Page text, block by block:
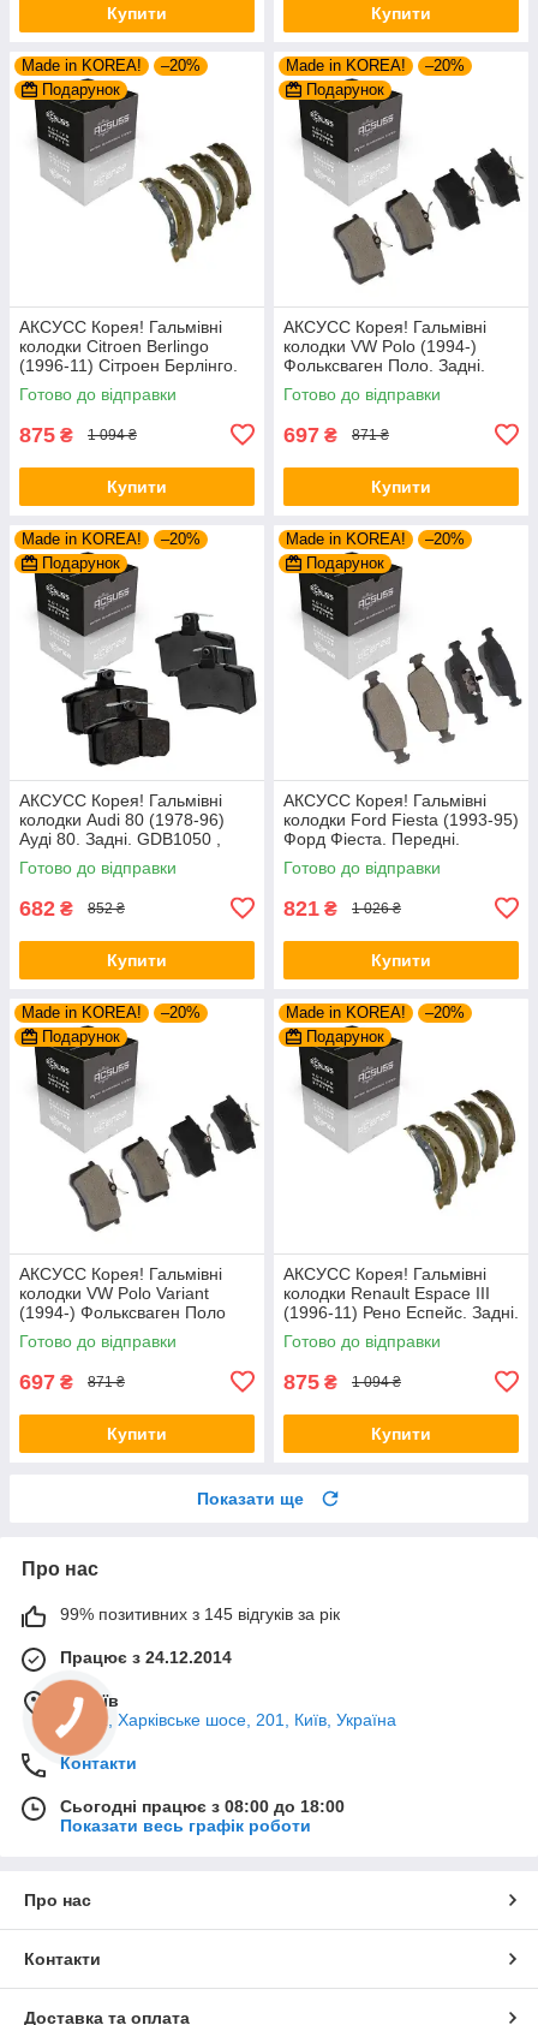
Купити Купити
Made in KOREA!
–20%
Подарунок
АКСУСС Корея! Гальмівні
колодки Citroen Berlingo
(1996-11) Сітроен Берлінго.
Задні. Барабан. GS8635 ,
FSB567
Готово до відправки
875 ₴ 1 094 ₴
Купити
Made in KOREA!
–20%
Подарунок
АКСУСС Корея! Гальмівні
колодки VW Polo (1994-)
Фольксваген Поло. Задні.
GDB1330 , FDB1083 ,
FDB1491 , FDB4260
Готово до відправки
697 ₴ 871 ₴
Купити
Made in KOREA!
–20%
Подарунок
АКСУСС Корея! Гальмівні
колодки Audi 80 (1978-96)
Ауді 80. Задні. GDB1050 ,
FDB222
Готово до відправки
682 ₴ 852 ₴
Купити
Made in KOREA!
–20%
Подарунок
АКСУСС Корея! Гальмівні
колодки Ford Fiesta (1993-95)
Форд Фіеста. Передні.
GDB371 , TAR579 , TAR276
Готово до відправки
821 ₴ 1 026 ₴
Купити
Made in KOREA!
–20%
Подарунок
АКСУСС Корея! Гальмівні
колодки VW Polo Variant
(1994-) Фольксваген Поло
Варіант. Задні. GDB1330 ,
FDB1083 , FDB1491 ,
Готово до відправки
697 ₴ 871 ₴
Купити
Made in KOREA!
–20%
Подарунок
АКСУСС Корея! Гальмівні
колодки Renault Espace III
(1996-11) Рено Еспейс. Задні.
Барабан. GS8635 , FSB567
Готово до відправки
875 ₴ 1 094 ₴
Купити
Показати ще
Про нас
99% позитивних з 145 відгуків за рік
Працює з 24.12.2014
м. Київ
02121, Харківське шосе, 201, Київ, Україна
Контакти
Сьогодні працює з 08:00 до 18:00
Показати весь графік роботи
Про нас
Контакти
Доставка та оплата